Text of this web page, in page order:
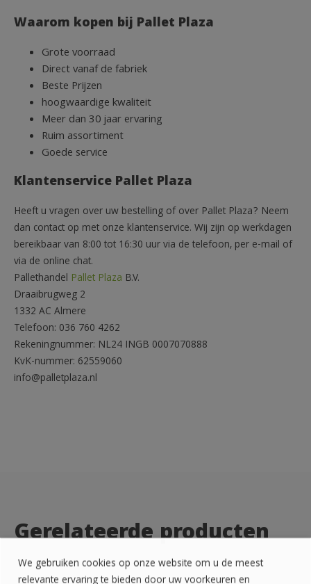
Waarom kopen bij Pallet Plaza
Grote voorraad
Direct vanaf de fabriek
Beste Prijzen
hoogwaardige kwaliteit
Meer dan 30 jaar ervaring
Ruim assortiment
Goede service
Klantenservice Pallet Plaza
Heeft u vragen over uw bestelling of over Pallet Plaza? Neem
dan contact op met onze klantenservice. Wij zijn op werkdagen
bereikbaar van 8:00 tot 16:30 uur via de telefoon, per e-mail of
via de online chat.
Pallethandel Pallet Plaza B.V.
Draaibrugweg 2
1332 AC Almere
Telefoon: 036 760 4262
Rekeningnummer: NL24 INGB 0007070888
KvK-nummer: 62559060
info@palletplaza.nl
Gerelateerde producten
We gebruiken cookies op onze website om u de meest
relevante ervaring te bieden door uw voorkeuren en